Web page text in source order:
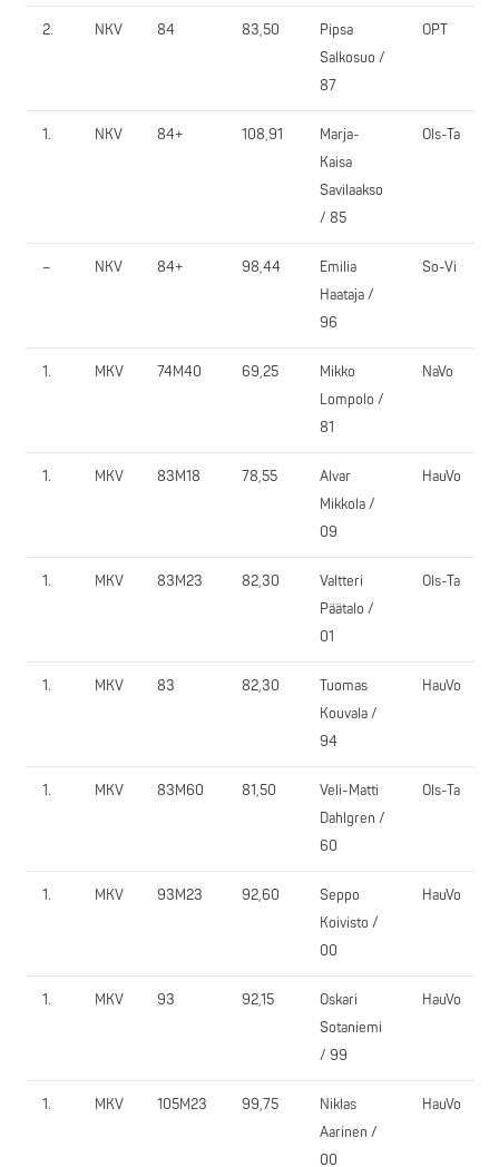
2. NKV 84 83,50
Pipsa
Salkosuo /
87
OPT
1. NKV 84+ 108,91
Marja-
Kaisa
Savilaakso
/ 85
Ols-Ta
– NKV 84+ 98,44
Emilia
Haataja /
96
So-Vi
1. MKV 74M40 69,25
Mikko
Lompolo /
81
NaVo
1. MKV 83M18 78,55
Alvar
Mikkola /
09
HauVo
1. MKV 83M23 82,30
Valtteri
Päätalo /
01
Ols-Ta
1. MKV 83 82,30
Tuomas
Kouvala /
94
HauVo
1. MKV 83M60 81,50
Veli-Matti
Dahlgren /
60
Ols-Ta
1. MKV 93M23 92,60
Seppo
Koivisto /
00
HauVo
1. MKV 93 92,15
Oskari
Sotaniemi
/ 99
HauVo
1. MKV 105M23 99,75
Niklas
Aarinen /
00
HauVo